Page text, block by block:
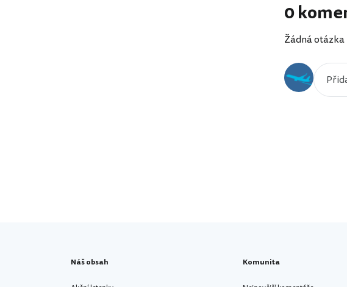
0
Žádná
Náš obsah Komunita